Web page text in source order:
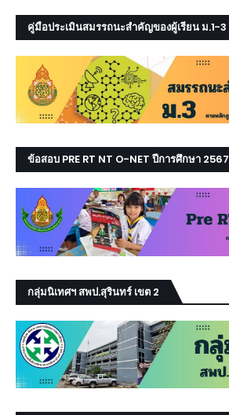
คู่มือประเมินสมรรถนะสำคัญของผู้เรียน ม.1-3
ข้อสอบ PRE RT NT O-NET ปีการศึกษา 2567
กลุ่มนิเทศฯ สพป.สุรินทร์ เขต 2